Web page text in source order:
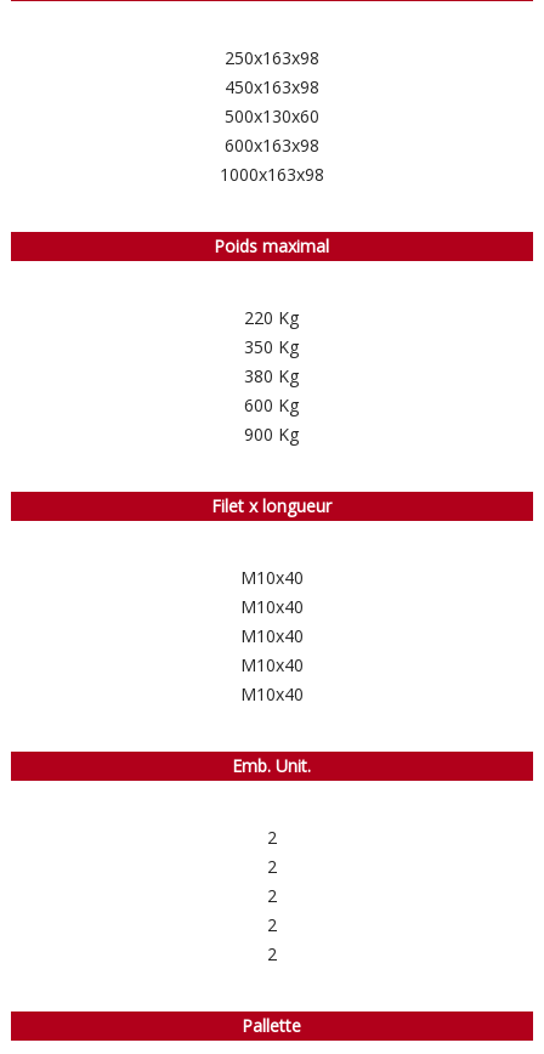
250x163x98
450x163x98
500x130x60
600x163x98
1000x163x98
Poids maximal
220 Kg
350 Kg
380 Kg
600 Kg
900 Kg
Filet x longueur
M10x40
M10x40
M10x40
M10x40
M10x40
Emb. Unit.
2
2
2
2
2
Pallette